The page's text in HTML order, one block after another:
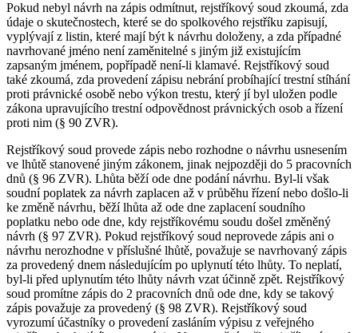
Pokud nebyl návrh na zápis odmítnut, rejstříkový soud zkoumá, zda
údaje o skutečnostech, které se do spolkového rejstříku zapisují,
vyplývají z listin, které mají být k návrhu doloženy, a zda případné
navrhované jméno není zaměnitelné s jiným již existujícím
zapsaným jménem, popřípadě není-li klamavé. Rejstříkový soud
také zkoumá, zda provedení zápisu nebrání probíhající trestní stíhání
proti právnické osobě nebo výkon trestu, který jí byl uložen podle
zákona upravujícího trestní odpovědnost právnických osob a řízení
proti nim (§ 90 ZVR).
Rejstříkový soud provede zápis nebo rozhodne o návrhu usnesením
ve lhůtě stanovené jiným zákonem, jinak nejpozději do 5 pracovních
dnů (§ 96 ZVR). Lhůta běží ode dne podání návrhu. Byl-li však
soudní poplatek za návrh zaplacen až v průběhu řízení nebo došlo-li
ke změně návrhu, běží lhůta až ode dne zaplacení soudního
poplatku nebo ode dne, kdy rejstříkovému soudu došel změněný
návrh (§ 97 ZVR). Pokud rejstříkový soud neprovede zápis ani o
návrhu nerozhodne v příslušné lhůtě, považuje se navrhovaný zápis
za provedený dnem následujícím po uplynutí této lhůty. To neplatí,
byl-li před uplynutím této lhůty návrh vzat účinně zpět. Rejstříkový
soud promítne zápis do 2 pracovních dnů ode dne, kdy se takový
zápis považuje za provedený (§ 98 ZVR). Rejstříkový soud
vyrozumí účastníky o provedení zasláním výpisu z veřejného